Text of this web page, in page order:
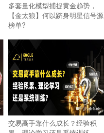
多套量化模型捕捉黄金趋势，
【金太狼】何以跻身明星信号源
榜单?
交易高手靠什么成长？经验积